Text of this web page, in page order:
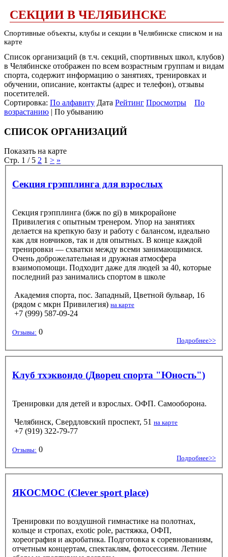
СЕКЦИИ В ЧЕЛЯБИНСКЕ
Спортивные объекты, клубы и секции в Челябинске списком и на
карте
Список организаций (в т.ч. секций, спортивных школ, клубов)
в Челябинске отображен по всем возрастным группам и видам
спорта, содержит информацию о занятиях, тренировках и
обучении, описание, контакты (адрес и телефон), отзывы
посетителей.
Сортировка: По алфавиту Дата Рейтинг Просмотры
По
возрастанию | По убыванию
СПИСОК ОРГАНИЗАЦИЙ
Показать на карте
Стр. 1 / 5 2 1 > »
Секция грэпплинга для взрослых
Секция грэпплинга (бжж no gi) в микрорайоне
Привилегия с опытным тренером. Упор на занятиях
делается на крепкую базу и работу с балансом, идеально
как для новчиков, так и для опытных. В конце каждой
тренировки — схватки между всеми занимающимися.
Очень доброжелательная и дружная атмосфера
взаимопомощи. Подходит даже для людей за 40, которые
последний раз занимались спортом в школе
Академия спорта, пос. Западный, Цветной бульвар, 16
(рядом с мкрн Привилегия) на карте
+7 (999) 587-09-24
Отзывы: 0
Подробнее>>
Клуб тхэквондо (Дворец спорта "Юность")
Тренировки для детей и взрослых. ОФП. Самооборона.
Челябинск, Свердловский проспект, 51 на карте
+7 (919) 322-79-77
Отзывы: 0
Подробнее>>
ЯКОСМОС (Clever sport place)
Тренировки по воздушной гимнастике на полотнах,
кольце и стропах, exotic pole, растяжка, ОФП,
хореография и акробатика. Подготовка к соревнованиям,
отчетным концертам, спектаклям, фотосессиям. Летние